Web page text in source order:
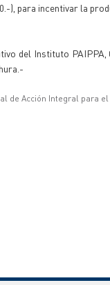
), para incentivar la
del Instituto
de Acción Integral para el